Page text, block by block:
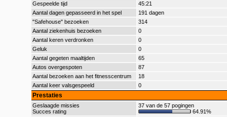
Gespeelde tijd
45:21
Aantal dagen gepasseerd in het spel
191 dagen
"Safehouse" bezoeken
314
Aantal ziekenhuis bezoeken
0
Aantal keren verdronken
0
Geluk
0
Aantal gegeten maaltijden
65
Autos overgespoten
87
Aantal bezoeken aan het fitnesscentrum
18
Aantal keer valsgespeeld
0
Prestaties
Geslaagde missies
Succes rating
37 van de 57 pogingen
64.91%